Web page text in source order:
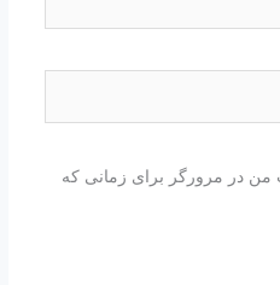
من در مرورگر برای زمانی که